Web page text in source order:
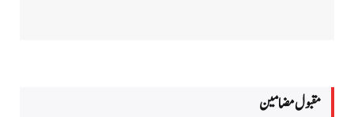
مقبول مضامين